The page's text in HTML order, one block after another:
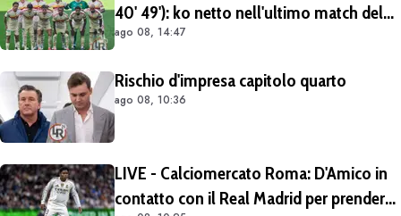
40' 49'): ko netto nell'ultimo match del
tour britannico (FOTO e VIDEO)
ago 08, 14:47
Rischio d'impresa capitolo quarto
ago 08, 10:36
LIVE - Calciomercato Roma: D'Amico in
contatto con il Real Madrid per prendere